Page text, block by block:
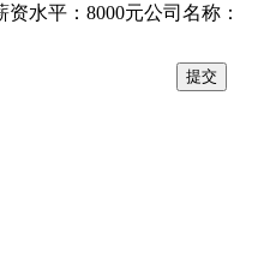
水平：8000元公司名称：